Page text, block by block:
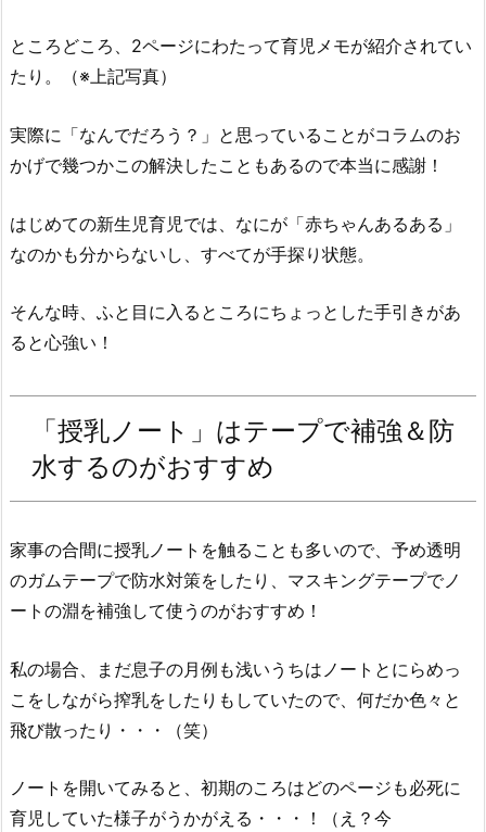
ところどころ、2ページにわたって育児メモが紹介されてい
たり。（※上記写真）
実際に「なんでだろう？」と思っていることがコラムのお
かげで幾つかこの解決したこともあるので本当に感謝！
はじめての新生児育児では、なにが「赤ちゃんあるある」
なのかも分からないし、すべてが手探り状態。
そんな時、ふと目に入るところにちょっとした手引きがあ
ると心強い！
「授乳ノート」はテープで補強＆防
水するのがおすすめ
家事の合間に授乳ノートを触ることも多いので、予め透明
のガムテープで防水対策をしたり、マスキングテープでノ
ートの淵を補強して使うのがおすすめ！
私の場合、まだ息子の月例も浅いうちはノートとにらめっ
こをしながら搾乳をしたりもしていたので、何だか色々と
飛び散ったり・・・（笑）
ノートを開いてみると、初期のころはどのページも必死に
育児していた様子がうかがえる・・・！（え？今